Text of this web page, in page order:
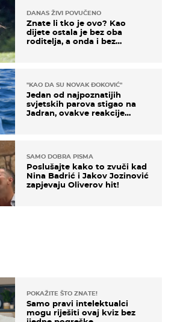
DANAS ŽIVI POVUČENO
Znate li tko je ovo? Kao
dijete ostala je bez oba
roditelja, a onda i bez
"KAO DA SU NOVAK ĐOKOVIĆ"
Jedan od najpoznatijih
svjetskih parova stigao na
Jadran, ovakve reakcije
SAMO DOBRA PISMA
Poslušajte kako to zvuči kad
Nina Badrić i Jakov Jozinović
zapjevaju Oliverov hit!
POKAŽITE ŠTO ZNATE!
Samo pravi intelektualci
mogu riješiti ovaj kviz bez